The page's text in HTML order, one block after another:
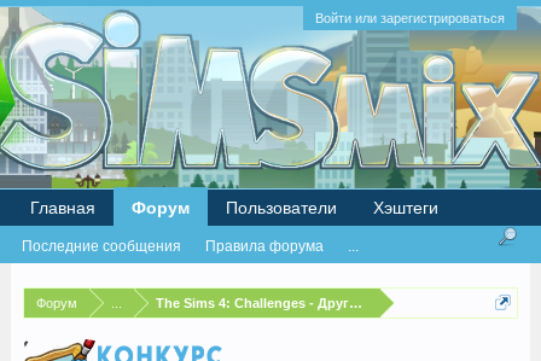
Войти или зарегистрироваться
Форум The Sims 4: Challenges - Другие испытания
Главная Форум
Последние сообщения Правила форума ...
Пользователи Хэштеги